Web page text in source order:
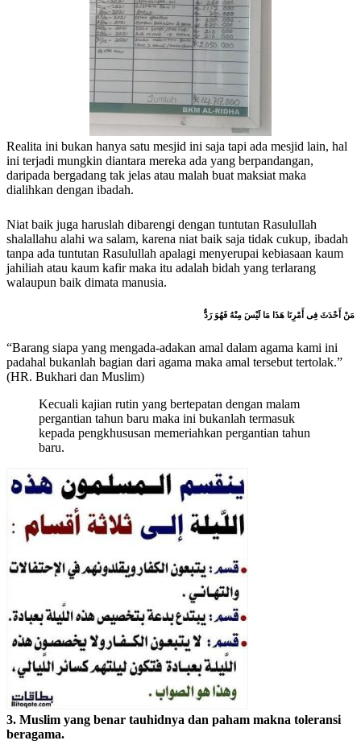
Realita ini bukan hanya satu mesjid ini saja tapi ada mesjid lain, hal
ini terjadi mungkin diantara mereka ada yang berpandangan,
daripada bergadang tak jelas atau malah buat maksiat maka
dialihkan dengan ibadah.
Niat baik juga haruslah dibarengi dengan tuntutan Rasulullah
shalallahu alahi wa salam, karena niat baik saja tidak cukup, ibadah
tanpa ada tuntutan Rasulullah apalagi menyerupai kebiasaan kaum
jahiliah atau kaum kafir maka itu adalah bidah yang terlarang
walaupun baik dimata manusia.
مَنْ أَحْدَثَ فِى أَمْرِنَا هَذَا مَا لَيْسَ مِنْهُ فَهُوَ رَدٌّ
“Barang siapa yang mengada-adakan amal dalam agama kami ini
padahal bukanlah bagian dari agama maka amal tersebut tertolak.”
(HR. Bukhari dan Muslim)
Kecuali kajian rutin yang bertepatan dengan malam
pergantian tahun baru maka ini bukanlah termasuk
kepada pengkhususan memeriahkan pergantian tahun
baru.
3. Muslim yang benar tauhidnya dan paham makna toleransi
beragama.